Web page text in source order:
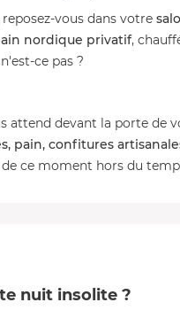
reposez-vous dans votre
nordique privatif,
ce pas ?
attend devant la porte de
pain, confitures
ce moment hors du
nuit insolite ?